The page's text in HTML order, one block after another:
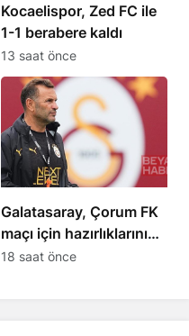
Kocaelispor, Zed FC ile
1-1 berabere kaldı
13 saat önce
Galatasaray, Çorum FK
maçı için hazırlıklarını
sürdürüyor
18 saat önce